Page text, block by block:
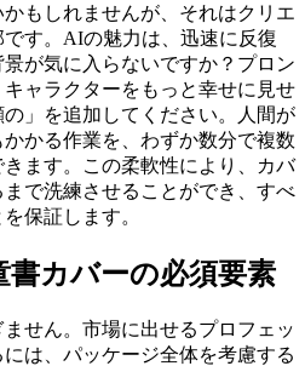
もしれませんが、それはクリエ
す。AIの魅力は、迅速に反復
が気に入らないですか？プロン
ャラクターをもっと幸せに見せ
」を追加してください。人間が
かる作業を、わずか数分で複数
ます。この柔軟性により、カバ
で洗練させることができ、すべ
保証します。
カバーの必須要素
せん。市場に出せるプロフェッ
は、パッケージ全体を考慮する